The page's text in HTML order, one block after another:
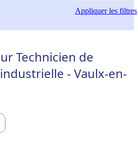
Appliquerles filtres
Technicien de
- Vaulx-en-